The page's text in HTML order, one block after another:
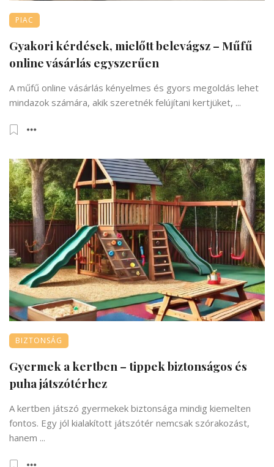
PIAC
Gyakori kérdések, mielőtt belevágsz – Műfű
online vásárlás egyszerűen
A műfű online vásárlás kényelmes és gyors megoldás lehet
mindazok számára, akik szeretnék felújítani kertjüket, ...
BIZTONSÁG
Gyermek a kertben – tippek biztonságos és
puha játszótérhez
A kertben játszó gyermekek biztonsága mindig kiemelten
fontos. Egy jól kialakított játszótér nemcsak szórakozást,
hanem ...